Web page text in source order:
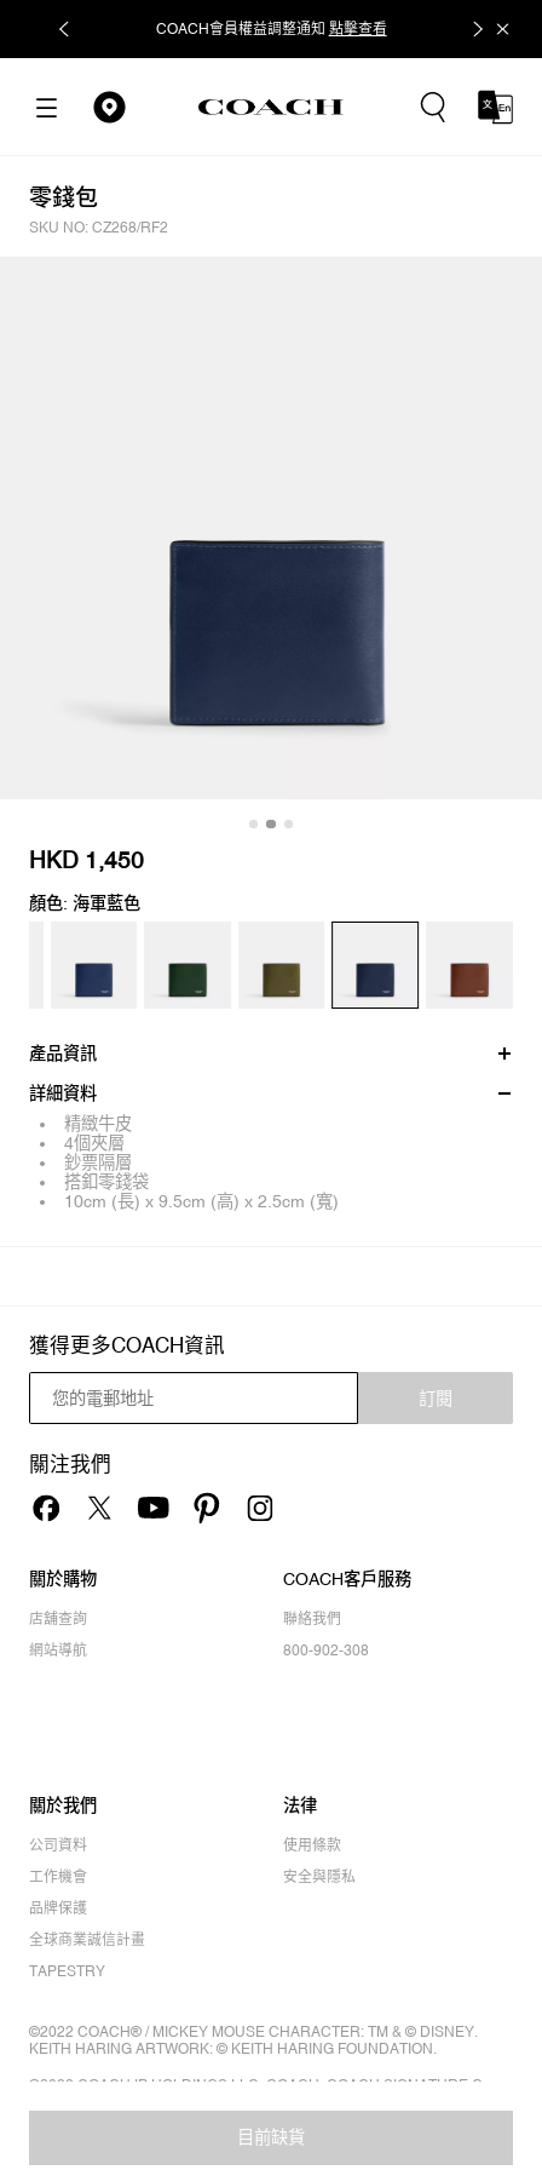
COACH會員權益調整通知 點擊查看 立即追蹤
零錢包
SKU NO: CZ268/RF2
HKD 1,450
顏色: 海軍藍色
產品資訊
詳細資料
精緻牛皮
4個夾層
鈔票隔層
搭釦零錢袋
10cm (長) x 9.5cm (高) x 2.5cm (寬)
目前缺貨
獲得更多COACH資訊
訂閱
關注我們
關於購物
店舖查詢
網站導航
COACH客戶服務
聯絡我們
800-902-308
關於我們
公司資料
工作機會
品牌保護
全球商業誠信計畫
TAPESTRY
法律
使用條款
安全與隱私
©2022 COACH® / MICKEY MOUSE CHARACTER: TM & © DISNEY.
KEITH HARING ARTWORK: © KEITH HARING FOUNDATION.
©2022 COACH IP HOLDINGS LLC. COACH, COACH SIGNATURE C